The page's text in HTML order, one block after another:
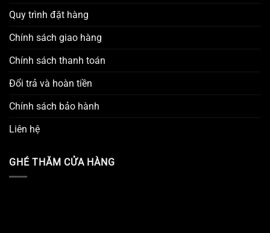
Quy trình đặt hàng
Chính sách giao hàng
Chính sách thanh toán
Đổi trả và hoàn tiền
Chính sách bảo hành
Liên hệ
GHÉ THĂM CỬA HÀNG